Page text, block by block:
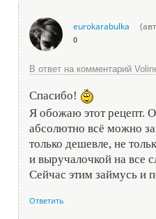
eurokarabulka
0
В ответ на комментарий
Спасибо!
Я обожаю этот рецепт.
абсолютно всё можно
только дешевле, не
и выручалочкой на все
Сейчас этим займусь и
Ответить